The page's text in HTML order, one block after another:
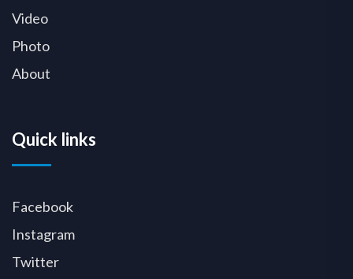
Video
Photo
About
Quick links
Facebook
Instagram
Twitter